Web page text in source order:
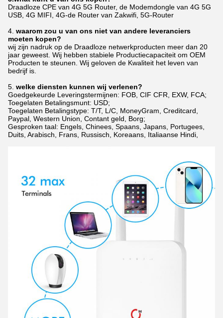
Draadloze CPE van 4G 5G Router, de Modemdongle van 4G 5G
USB, 4G MIFI, 4G-de Router van Zakwifi, 5G-Router
4. waarom zou u van ons niet van andere leveranciers
moeten kopen?
wij zijn nadruk op de Draadloze netwerkproducten meer dan 20
jaar geweest. Wij hebben stabiele Productiecapaciteit om OEM
Producten te steunen. Wij geloven de Kwaliteit het leven van
bedrijf is.
5. welke diensten kunnen wij verlenen?
Goedgekeurde Leveringstermijnen: FOB, CIF CFR, EXW, FCA;
Toegelaten Betalingsmunt: USD;
Toegelaten Betalingstype: T/T, L/C, MoneyGram, Creditcard,
Paypal, Western Union, Contant geld, Borg;
Gesproken taal: Engels, Chinees, Spaans, Japans, Portugees,
Duits, Arabisch, Frans, Russisch, Koreaans, Italiaanse Hindi,